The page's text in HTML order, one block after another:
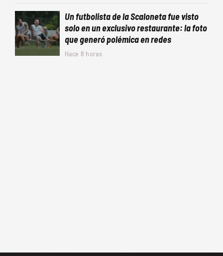
Un futbolista de la Scaloneta fue visto
solo en un exclusivo restaurante: la foto
que generó polémica en redes
Hace 8 horas